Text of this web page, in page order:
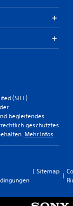
(SIEE)
begleitendes
geschütztes
Mehr Infos
Sitemap